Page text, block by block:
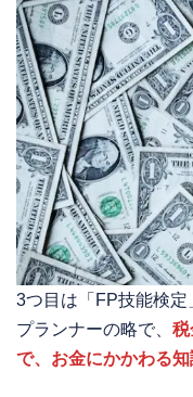
3つ目は「FP技能検
プランナーの略で、 税
で、お金にかかわる